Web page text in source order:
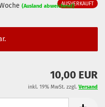
AUSVERKAUFT
(Ausland abweichend)
10,00 EUR
inkl. 19% MwSt. zzgl. Versand